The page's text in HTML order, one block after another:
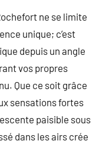
ne se limite
unique; c’est
depuis un angle
vos propres
Que ce soit grâce
sensations fortes
paisible sous
dans les airs crée